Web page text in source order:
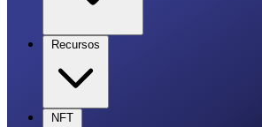
Recursos
NFT